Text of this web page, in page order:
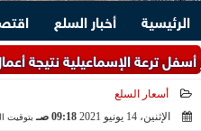
الرئيسية أخبار السلع
الإسماعيلية نتيجة أعمال حفر
أسعار السلع
الإثنين، 14 يونيو 2021
09:18 صـ بتوقيت